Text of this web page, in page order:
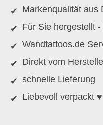
Markenqualität aus
Für Sie hergestellt
Wandtattoos.de
Direkt vom
schnelle Lieferung
Liebevoll verpackt ♥